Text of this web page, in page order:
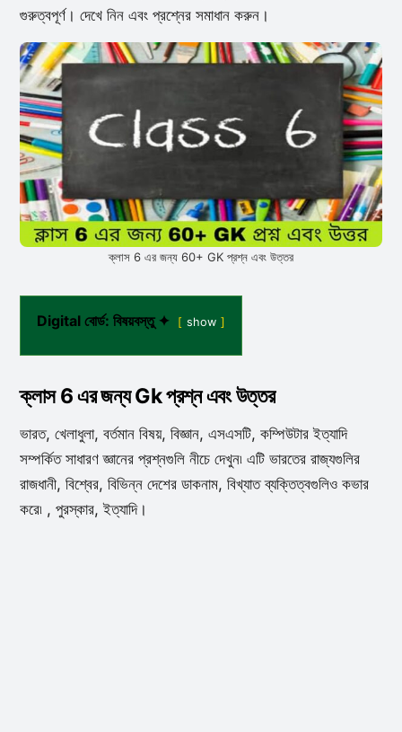
গুরুত্বপূর্ণ। দেখে নিন এবং প্রশ্নের সমাধান করুন।
ক্লাস 6 এর জন্য 60+ GK প্রশ্ন এবং উত্তর
Digital বোর্ড: বিষয়বস্তু ✦ show
ক্লাস 6 এর জন্য Gk প্রশ্ন এবং উত্তর
ভারত, খেলাধুলা, বর্তমান বিষয়, বিজ্ঞান, এসএসটি, কম্পিউটার ইত্যাদি
সম্পর্কিত সাধারণ জ্ঞানের প্রশ্নগুলি নীচে দেখুন৷ এটি ভারতের রাজ্যগুলির
রাজধানী, বিশ্বের, বিভিন্ন দেশের ডাকনাম, বিখ্যাত ব্যক্তিত্বগুলিও কভার
করে৷ , পুরস্কার, ইত্যাদি।